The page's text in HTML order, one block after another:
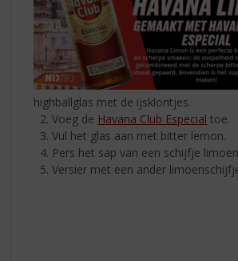
highballglas met de ijsklontjes.
2. Voeg de Havana Club Especial toe.
3. Vul het glas aan met bitter lemon.
4. Pers het sap van een schijfje
5. Versier met een ander